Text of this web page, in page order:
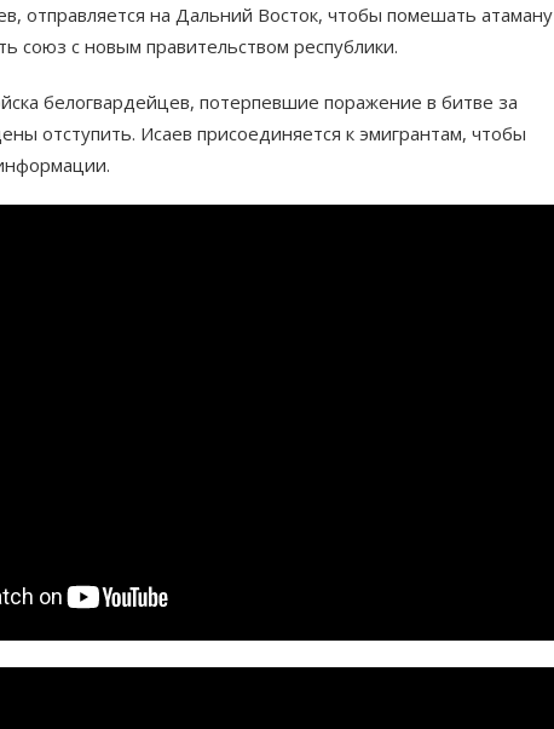
отправляется на Дальний Восток, чтобы помешать атаману
союз с новым правительством республики.
белогвардейцев, потерпевшие поражение в битве за
отступить. Исаев присоединяется к эмигрантам, чтобы